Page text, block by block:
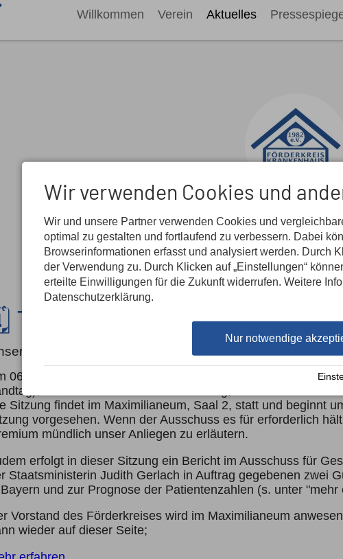
Willkommen
Verein Aktuelles
Termin
Petition wird im Landtag behandelt!
06.11.24 erreichte uns die offizielle Nachricht des Referat P
dass unsere Petition am Dienstag, 12.11.2024 zur
Sitzung findet im Maximilianeum, Saal 2, statt und beginnt
vorgesehen. Wenn der Ausschuss es für erforderlich
mündlich unser Anliegen zu erläutern.
erfolgt in dieser Sitzung ein Bericht im Ausschuss für
Staatsministerin Judith Gerlach in Auftrag gegebenen zwei
und zur Prognose der Patientenzahlen (s. unter "mehr
Vorstand des Förderkreises wird im Maximilianeum
wieder auf dieser Seite;
Wir verwenden Cookies und
Wir und unsere Partner verwenden Cookies und
optimal zu gestalten und fortlaufend zu verbessern. Dabei
Browserinformationen erfasst und analysiert werden. Durch
der Verwendung zu. Durch Klicken auf „Einstellungen“
erteilte Einwilligungen für die Zukunft widerrufen. Weitere
Datenschutzerklärung.
Nur notwendige